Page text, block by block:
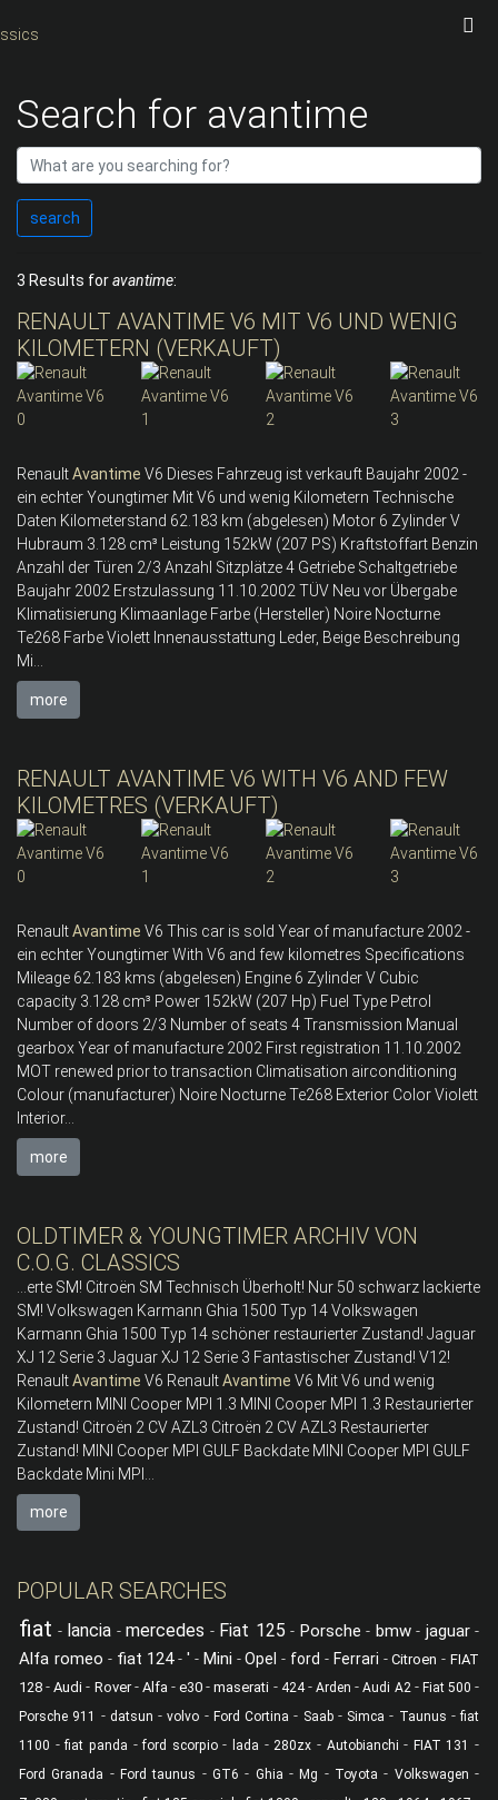
Search for avantime
search
3 Results foravantime:
RENAULT AVANTIME V6 MIT V6 UND WENIG
KILOMETERN (VERKAUFT)
RenaultAvantime V6 Dieses Fahrzeug ist verkauft Baujahr 2002 -
ein echter Youngtimer Mit V6 und wenig Kilometern Technische
Daten Kilometerstand 62.183 km (abgelesen) Motor 6 Zylinder V
Hubraum 3.128 cm³ Leistung 152kW (207 PS) Kraftstoffart Benzin
Anzahl der Türen 2/3 Anzahl Sitzplätze 4 Getriebe Schaltgetriebe
Baujahr 2002 Erstzulassung 11.10.2002 TÜV Neu vor Übergabe
Klimatisierung Klimaanlage Farbe (Hersteller) Noire Nocturne
Te268 Farbe Violett Innenausstattung Leder, Beige Beschreibung
Mi...
more
RENAULT AVANTIME V6 WITH V6 AND FEW
KILOMETRES (VERKAUFT)
RenaultAvantime V6 This car is sold Year of manufacture 2002 -
ein echter Youngtimer With V6 and few kilometres Specifications
Mileage 62.183 kms (abgelesen) Engine 6 Zylinder V Cubic
capacity 3.128 cm³ Power 152kW (207 Hp) Fuel Type Petrol
Number of doors 2/3 Number of seats 4 Transmission Manual
gearbox Year of manufacture 2002 First registration 11.10.2002
MOT renewed prior to transaction Climatisation airconditioning
Colour (manufacturer) Noire Nocturne Te268 Exterior Color Violett
Interior...
more
OLDTIMER & YOUNGTIMER ARCHIV VON
C.O.G. CLASSICS
...erte SM! Citroën SM Technisch Überholt! Nur 50 schwarz lackierte
SM! Volkswagen Karmann Ghia 1500 Typ 14 Volkswagen
Karmann Ghia 1500 Typ 14 schöner restaurierter Zustand! Jaguar
XJ 12 Serie 3 Jaguar XJ 12 Serie 3 Fantastischer Zustand! V12!
RenaultAvantime V6 RenaultAvantime V6 Mit V6 und wenig
Kilometern MINI Cooper MPI 1.3 MINI Cooper MPI 1.3 Restaurierter
Zustand! Citroën 2 CV AZL3 Citroën 2 CV AZL3 Restaurierter
Zustand! MINI Cooper MPI GULF Backdate MINI Cooper MPI GULF
Backdate Mini MPI...
more
POPULAR SEARCHES
fiat - lancia - mercedes - Fiat 125 - Porsche - bmw- jaguar-
Alfa romeo - fiat 124-' - Mini -Opel - ford - Ferrari -Citroen -FIAT
128 -Audi - Rover- Alfa-e30 -maserati - 424-Arden -Audi A2- Fiat 500 -
Porsche 911 - datsun -volvo - Ford Cortina - Saab- Simca - Taunus -fiat
1100 -fiat panda -ford scorpio- lada -280zx - Autobianchi - FIAT 131 -
Ford Granada -Ford taunus -GT6 - Ghia -Mg - Toyota - Volkswagen -